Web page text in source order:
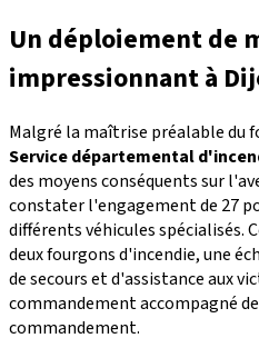
Un déploiement de
impressionnant à
Malgré la maîtrise préalable du
Service départemental
des moyens conséquents sur
constater l'engagement de 27
différents véhicules
deux fourgons d'incendie, une
de secours et d'assistance aux
commandement accompagné
commandement.